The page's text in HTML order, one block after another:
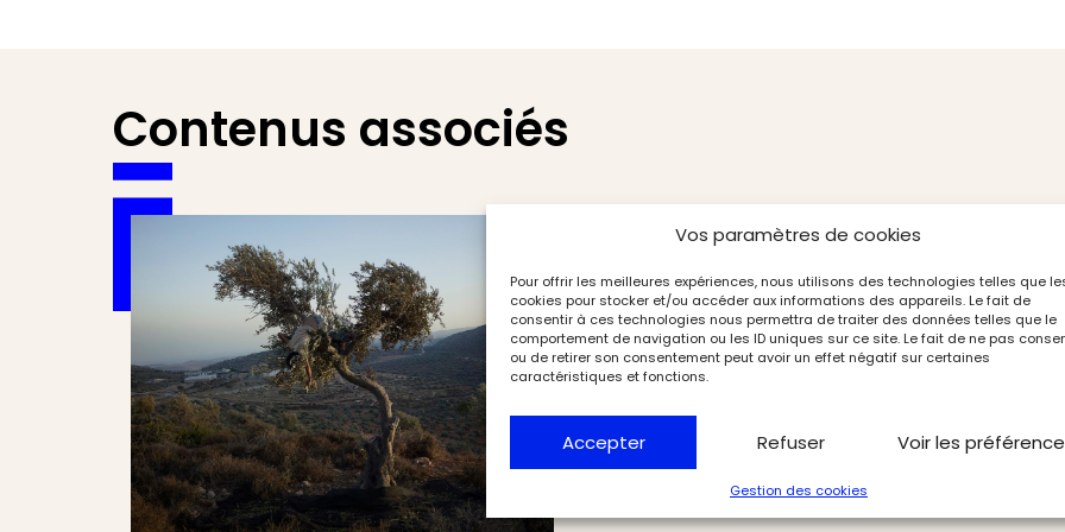
Vos paramètres de cookies
Pour offrir les meilleures expériences, nous utilisons des technologies telles que
cookies pour stocker et/ou accéder aux informations des appareils. Le fait de
consentir à ces technologies nous permettra de traiter des données telles que le
comportement de navigation ou les ID uniques sur ce site. Le fait de ne pas
ou de retirer son consentement peut avoir un effet négatif sur certaines
caractéristiques et fonctions.
Accepter Refuser Voir les
Gestion des cookies
Contenus associés